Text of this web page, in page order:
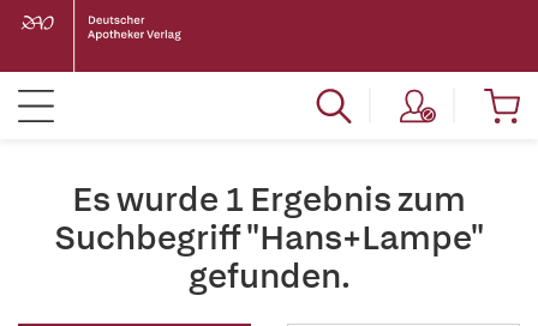
Es wurde 1 Ergebnis zum
Suchbegriff "Hans+Lampe"
gefunden.